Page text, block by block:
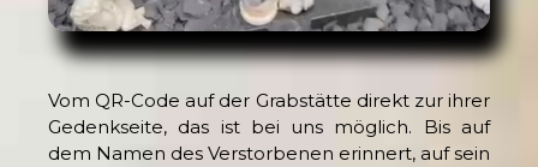
Vom QR-Code auf der Grabstätte direkt zur ihrer
Gedenkseite, das ist bei uns möglich. Bis auf
dem Namen des Verstorbenen erinnert, auf sein